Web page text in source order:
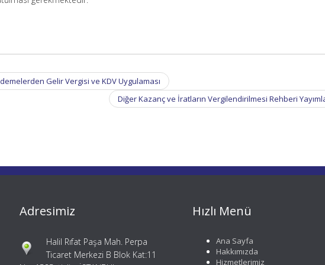
Gelir Vergisi ve KDV Uygulaması
Diğer Kazanç ve İratların Vergilendirilmesi Rehberi
Adresimiz
Halil Rıfat Paşa Mah. Perpa
Ticaret Merkezi B Blok Kat:11
Hızlı Menü
Ana Sayfa
Hakkımızda
Hizmetlerimiz